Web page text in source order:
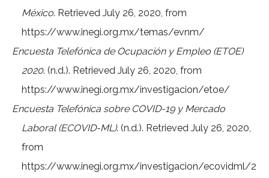
México. Retrieved July 26, 2020, from
https://www.inegi.org.mx/temas/evnm/
Encuesta Telefónica de Ocupación y Empleo (ETOE)
2020. (n.d.). Retrieved July 26, 2020, from
https://www.inegi.org.mx/investigacion/etoe/
Encuesta Telefónica sobre COVID-19 y Mercado
Laboral (ECOVID-ML). (n.d.). Retrieved July 26, 2020,
from
https://www.inegi.org.mx/investigacion/ecovidml/2